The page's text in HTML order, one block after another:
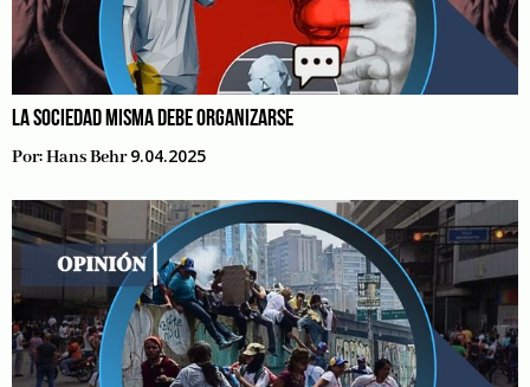
LA SOCIEDAD MISMA DEBE ORGANIZARSE
Por:Hans Behr 9.04.2025